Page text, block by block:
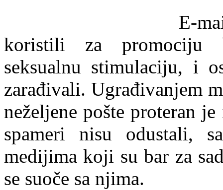
E-
koristili za promociju
seksualnu stimulaciju, i
zarađivali. Ugrađivanjem
neželjene pošte proteran
spameri nisu odustali,
medijima koji su bar za
se suoče sa njima.